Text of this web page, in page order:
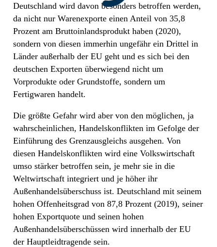
Deutschland wird davon besonders betroffen werden,
da nicht nur Warenexporte einen Anteil von 35,8
Prozent am Bruttoinlandsprodukt haben (2020),
sondern von diesen immerhin ungefähr ein Drittel in
Länder außerhalb der EU geht und es sich bei den
deutschen Exporten überwiegend nicht um
Vorprodukte oder Grundstoffe, sondern um
Fertigwaren handelt.
Die größte Gefahr wird aber von den möglichen, ja
wahrscheinlichen, Handelskonflikten im Gefolge der
Einführung des Grenzausgleichs ausgehen. Von
diesen Handelskonflikten wird eine Volkswirtschaft
umso stärker betroffen sein, je mehr sie in die
Weltwirtschaft integriert und je höher ihr
Außenhandelsüberschuss ist. Deutschland mit seinem
hohen Offenheitsgrad von 87,8 Prozent (2019), seiner
hohen Exportquote und seinen hohen
Außenhandelsüberschüssen wird innerhalb der EU
der Hauptleidtragende sein.